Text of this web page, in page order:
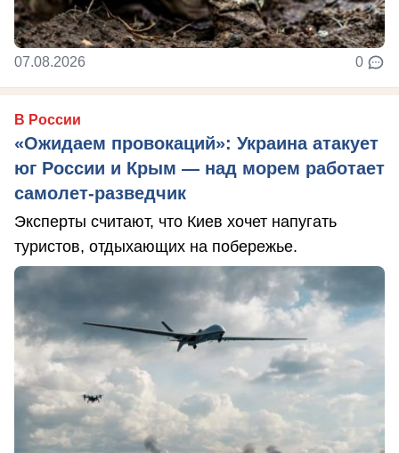
07.08.2026 0
В России
«Ожидаем провокаций»: Украина атакует
юг России и Крым — над морем работает
самолет-разведчик
Эксперты считают, что Киев хочет напугать
туристов, отдыхающих на побережье.